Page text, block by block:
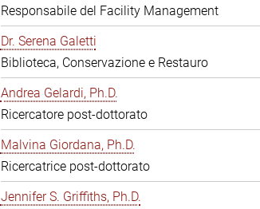
Responsabile del Facility Management
Dr. Serena Galetti
Biblioteca, Conservazione e Restauro
Andrea Gelardi, Ph.D.
Ricercatore post-dottorato
Malvina Giordana, Ph.D.
Ricercatrice post-dottorato
Jennifer S. Griffiths, Ph.D.